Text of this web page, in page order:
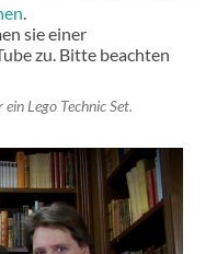
sie einer
zu. Bitte beachten
Lego Technic Set.